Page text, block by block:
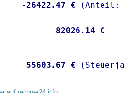
-26422.47 €
82026.14 €
55603.67 €